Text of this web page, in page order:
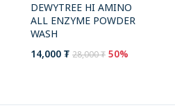
DEWYTREE HI AMINO
ALL ENZYME POWDER
WASH
14,000 ₮ 28,000 ₮ 50%